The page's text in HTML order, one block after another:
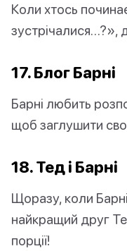
Коли хтось
зустрічалися…?»,
17. Блог Барні
Барні любить
щоб заглушити
18. Тед і Барні
Щоразу, коли
найкращий друг
порції!